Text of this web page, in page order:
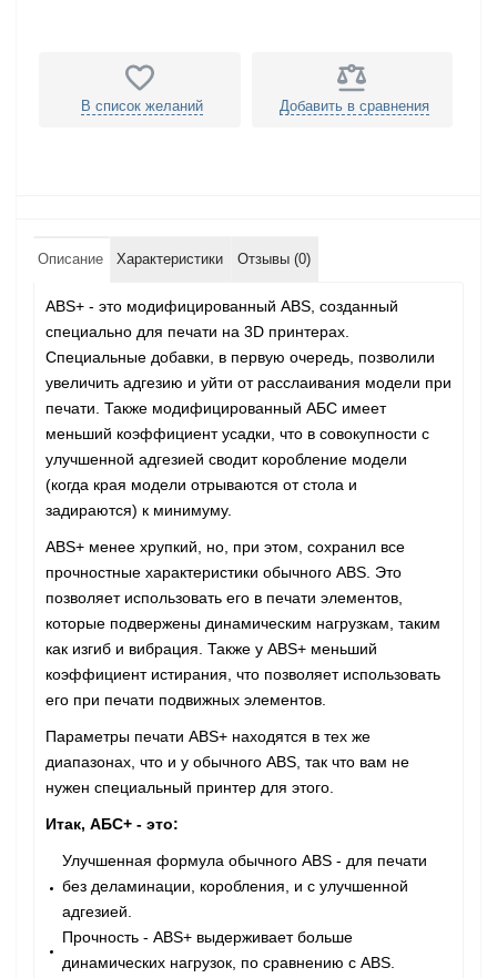
В список желаний Добавить в сравнения
Описание Характеристики Отзывы (0)
ABS+ - это модифицированный ABS, созданный
специально для печати на 3D принтерах.
Специальные добавки, в первую очередь, позволили
увеличить адгезию и уйти от расслаивания модели при
печати. Также модифицированный АБС имеет
меньший коэффициент усадки, что в совокупности с
улучшенной адгезией сводит коробление модели
(когда края модели отрываются от стола и
задираются) к минимуму.
ABS+ менее хрупкий, но, при этом, сохранил все
прочностные характеристики обычного ABS. Это
позволяет использовать его в печати элементов,
которые подвержены динамическим нагрузкам, таким
как изгиб и вибрация. Также у ABS+ меньший
коэффициент истирания, что позволяет использовать
его при печати подвижных элементов.
Параметры печати ABS+ находятся в тех же
диапазонах, что и у обычного ABS, так что вам не
нужен специальный принтер для этого.
Итак, АБС+ - это:
Улучшенная формула обычного ABS - для печати
без деламинации, коробления, и с улучшенной
адгезией.
Прочность - ABS+ выдерживает больше
динамических нагрузок, по сравнению с ABS.